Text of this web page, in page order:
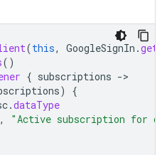
(this, GoogleSignIn .
()
{ subscriptions -
)
{
.dataType
,
"Active subscription for